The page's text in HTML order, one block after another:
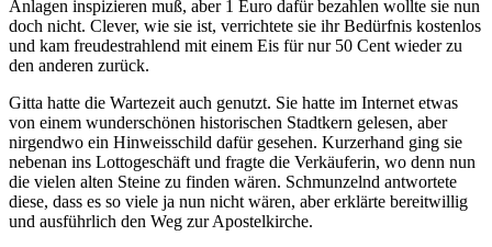
Anlagen inspizieren muß, aber 1 Euro dafür bezahlen wollte sie nun
doch nicht. Clever, wie sie ist, verrichtete sie ihr Bedürfnis kostenlos
und kam freudestrahlend mit einem Eis für nur 50 Cent wieder zu
den anderen zurück.
Gitta hatte die Wartezeit auch genutzt. Sie hatte im Internet etwas
von einem wunderschönen historischen Stadtkern gelesen, aber
nirgendwo ein Hinweisschild dafür gesehen. Kurzerhand ging sie
nebenan ins Lottogeschäft und fragte die Verkäuferin, wo denn nun
die vielen alten Steine zu finden wären. Schmunzelnd antwortete
diese, dass es so viele ja nun nicht wären, aber erklärte bereitwillig
und ausführlich den Weg zur Apostelkirche.